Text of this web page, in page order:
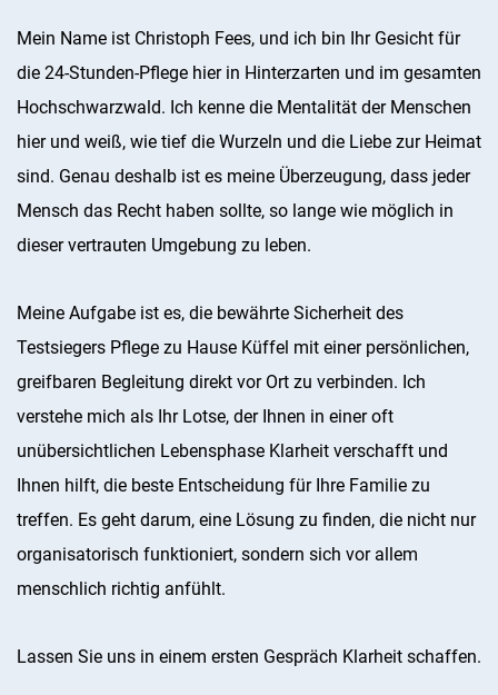
Mein Name ist Christoph Fees, und ich bin Ihr Gesicht für
die 24-Stunden-Pflege hier in Hinterzarten und im gesamten
Hochschwarzwald. Ich kenne die Mentalität der Menschen
hier und weiß, wie tief die Wurzeln und die Liebe zur Heimat
sind. Genau deshalb ist es meine Überzeugung, dass jeder
Mensch das Recht haben sollte, so lange wie möglich in
dieser vertrauten Umgebung zu leben.
Meine Aufgabe ist es, die bewährte Sicherheit des
Testsiegers Pflege zu Hause Küffel mit einer persönlichen,
greifbaren Begleitung direkt vor Ort zu verbinden. Ich
verstehe mich als Ihr Lotse, der Ihnen in einer oft
unübersichtlichen Lebensphase Klarheit verschafft und
Ihnen hilft, die beste Entscheidung für Ihre Familie zu
treffen. Es geht darum, eine Lösung zu finden, die nicht nur
organisatorisch funktioniert, sondern sich vor allem
menschlich richtig anfühlt.
Lassen Sie uns in einem ersten Gespräch Klarheit schaffen.